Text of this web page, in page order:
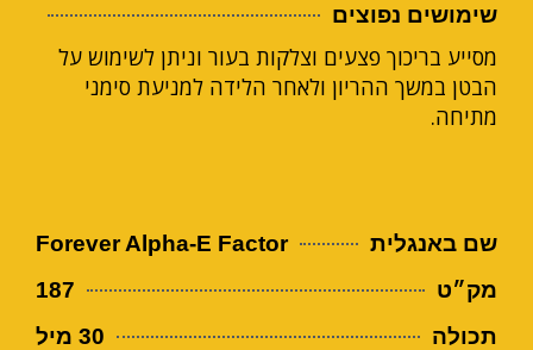
שם באנגלית
Forever Alpha-E Factor
מק״ט
187
תכולה
30 מיל
שימושים נפוצים
מסייע בריכוך פצעים וצלקות בעור וניתן לשימוש על
הבטן במשך ההריון ולאחר הלידה למניעת סימני
מתיחה.